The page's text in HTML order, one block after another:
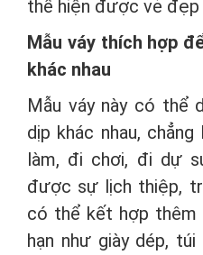
thể hiện được vẻ đẹp
Mẫu váy thích hợp
khác nhau
Mẫu váy này có thể
dịp khác nhau,
làm, đi chơi, đi dự
được sự lịch thiệp,
có thể kết hợp thêm
hạn như giày dép,